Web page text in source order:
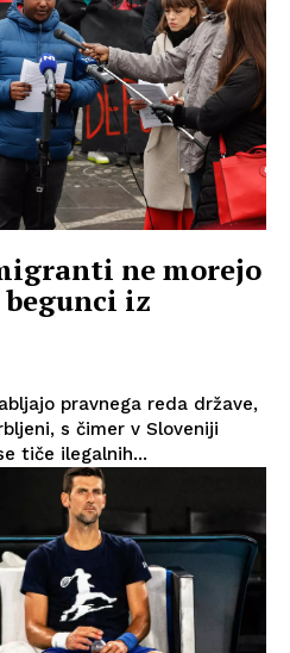
ne morejo
iz
pravnega reda države,
s čimer v Sloveniji
tiče ilegalnih...